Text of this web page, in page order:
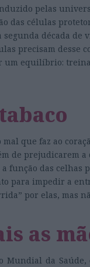
pelas
das células
década de
precisam
equilíbrio:
mal que faz ao
de prejudicarem a
função das celhas
para impedir a
por elas, mas
as
Mundial da